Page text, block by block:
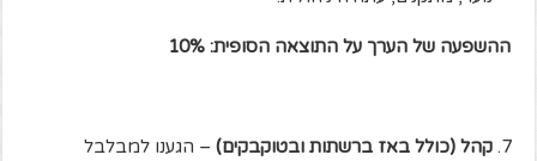
ההשפעה של הערך על התוצאה הסופית: 10%
קהל (כולל באז ברשתות ובטוקבקים) – הגענו למבלבל